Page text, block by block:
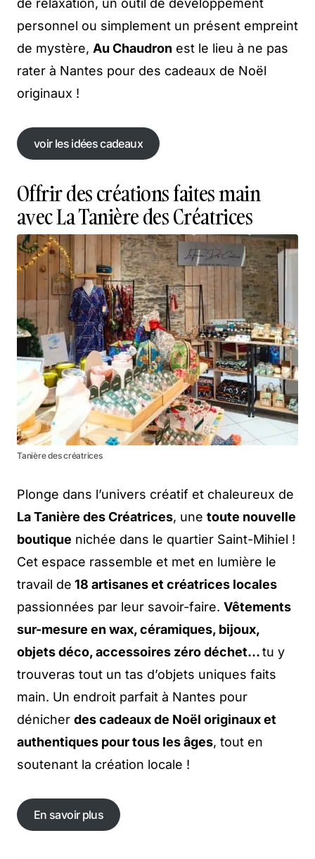
de relaxation, un outil de développement
personnel ou simplement un présent empreint
de mystère, Au Chaudron est le lieu à ne pas
rater à Nantes pour des cadeaux de Noël
originaux !
voir les idées cadeaux
voir les idées cadeaux
Offrir des créations faites main
avec La Tanière des Créatrices
Tanière des créatrices
Plonge dans l’univers créatif et chaleureux de
La Tanière des Créatrices, une toute nouvelle
boutique nichée dans le quartier Saint-Mihiel !
Cet espace rassemble et met en lumière le
travail de 18 artisanes et créatrices locales
passionnées par leur savoir-faire. Vêtements
sur-mesure en wax, céramiques, bijoux,
objets déco, accessoires zéro déchet…tu y
trouveras tout un tas d’objets uniques faits
main. Un endroit parfait à Nantes pour
dénicher des cadeaux de Noël originaux et
authentiques pour tous les âges, tout en
soutenant la création locale !
En savoir plus
En savoir plus